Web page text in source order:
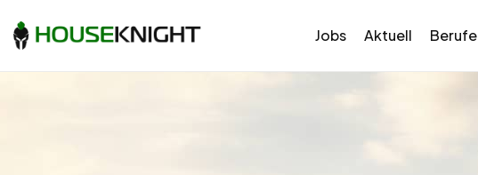
Jobs Aktuell Berufe